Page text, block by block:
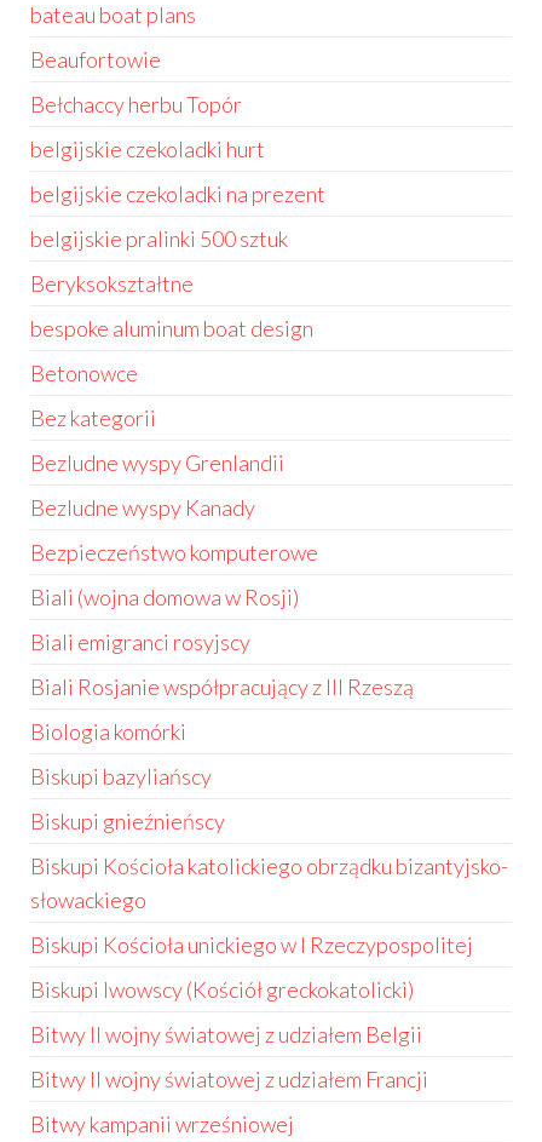
bateau boat plans
Beaufortowie
Bełchaccy herbu Topór
belgijskie czekoladki hurt
belgijskie czekoladki na prezent
belgijskie pralinki 500 sztuk
Beryksokształtne
bespoke aluminum boat design
Betonowce
Bez kategorii
Bezludne wyspy Grenlandii
Bezludne wyspy Kanady
Bezpieczeństwo komputerowe
Biali (wojna domowa w Rosji)
Biali emigranci rosyjscy
Biali Rosjanie współpracujący z III Rzeszą
Biologia komórki
Biskupi bazyliańscy
Biskupi gnieźnieńscy
Biskupi Kościoła katolickiego obrządku bizantyjsko-
słowackiego
Biskupi Kościoła unickiego w I Rzeczypospolitej
Biskupi lwowscy (Kościół greckokatolicki)
Bitwy II wojny światowej z udziałem Belgii
Bitwy II wojny światowej z udziałem Francji
Bitwy kampanii wrześniowej